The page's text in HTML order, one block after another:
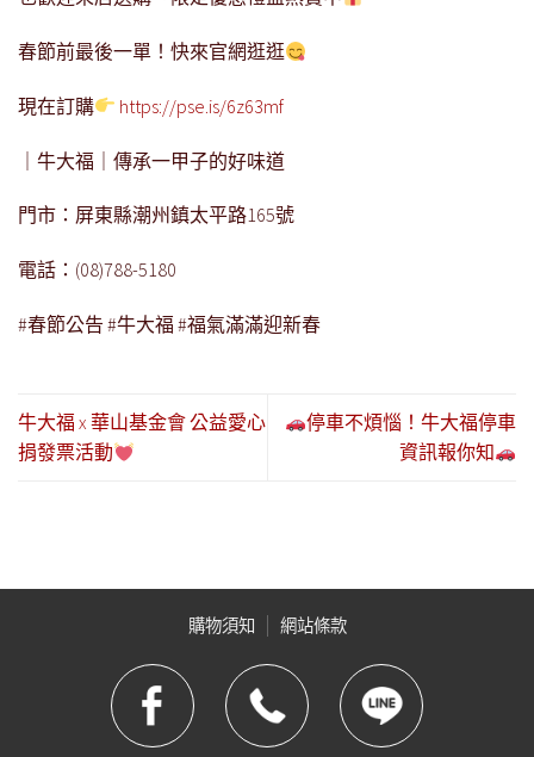
春節前最後一單！快來官網逛逛
現在訂購 https://pse.is/6z63mf
｜牛大福｜傳承一甲子的好味道
門市：屏東縣潮州鎮太平路165號
電話： (08)788-5180
#春節公告 #牛大福 #福氣滿滿迎新春
牛大福 x 華山基金會 公益愛心
捐發票活動
停車不煩惱！牛大福停車
資訊報你知
購物須知 網站條款